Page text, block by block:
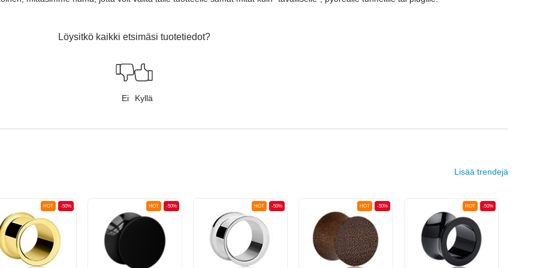
Löysitkö kaikki etsimäsi tuotetiedot?
Ei Kyllä
Lisää trendejä
-50%
HOT -50%
HOT -50%
HOT -50%
HOT -50%
HOT